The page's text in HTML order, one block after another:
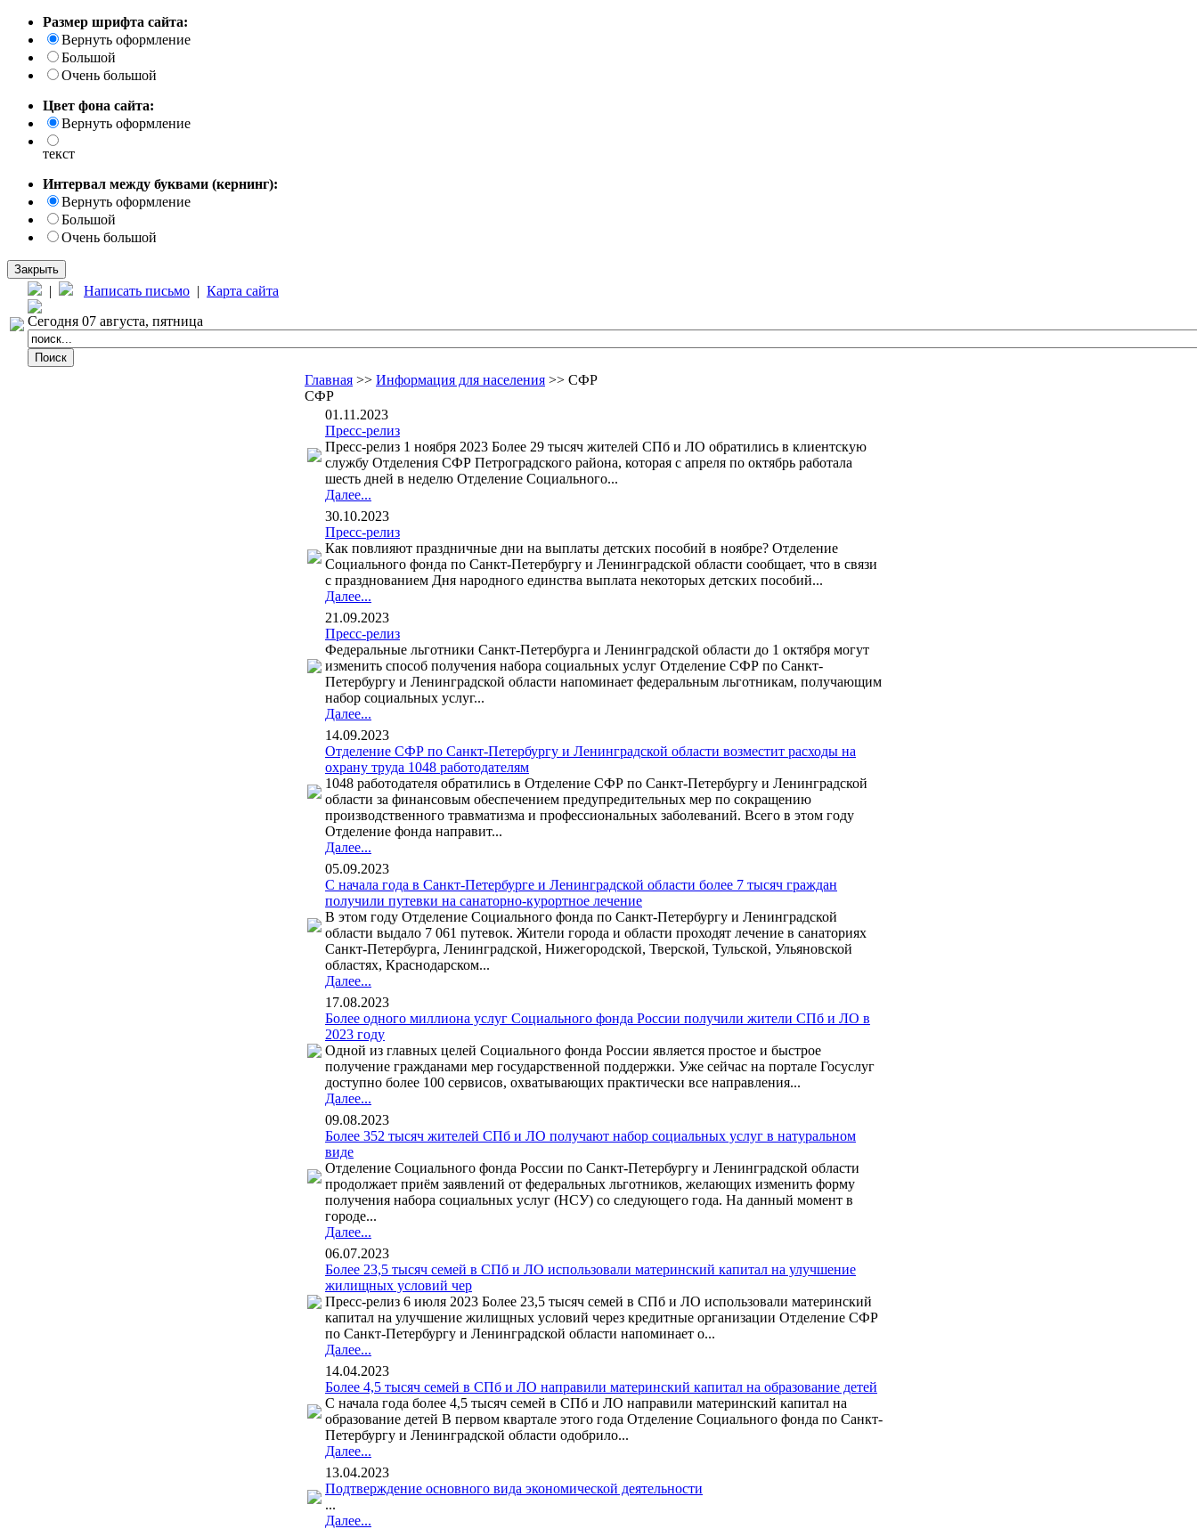
Размер шрифта сайта:
Вернуть оформление
Большой
Очень большой
Цвет фона сайта:
Вернуть оформление
текст
Интервал между буквами (кернинг):
Вернуть оформление
Большой
Очень большой
Закрыть
| Написать письмо | Карта сайта
Сегодня 07 августа, пятница
Главная >> Информация для населения >> CФР
СФР
01.11.2023
Пресс-релиз
Пресс-релиз 1 ноября 2023 Более 29 тысяч жителей СПб и ЛО обратились в клиентскую
службу Отделения СФР Петроградского района, которая с апреля по октябрь работала
шесть дней в неделю Отделение Социального...
Далее...
30.10.2023
Пресс-релиз
Как повлияют праздничные дни на выплаты детских пособий в ноябре? Отделение
Социального фонда по Санкт-Петербургу и Ленинградской области сообщает, что в связи
с празднованием Дня народного единства выплата некоторых детских пособий...
Далее...
21.09.2023
Пресс-релиз
Федеральные льготники Санкт-Петербурга и Ленинградской области до 1 октября могут
изменить способ получения набора социальных услуг Отделение СФР по Санкт-
Петербургу и Ленинградской области напоминает федеральным льготникам, получающим
набор социальных услуг...
Далее...
14.09.2023
Отделение СФР по Санкт-Петербургу и Ленинградской области возместит расходы на
охрану труда 1048 работодателям
1048 работодателя обратились в Отделение СФР по Санкт-Петербургу и Ленинградской
области за финансовым обеспечением предупредительных мер по сокращению
производственного травматизма и профессиональных заболеваний. Всего в этом году
Отделение фонда направит...
Далее...
05.09.2023
С начала года в Санкт-Петербурге и Ленинградской области более 7 тысяч граждан
получили путевки на санаторно-курортное лечение
В этом году Отделение Социального фонда по Санкт-Петербургу и Ленинградской
области выдало 7 061 путевок. Жители города и области проходят лечение в санаториях
Санкт-Петербурга, Ленинградской, Нижегородской, Тверской, Тульской, Ульяновской
областях, Краснодарском...
Далее...
17.08.2023
Более одного миллиона услуг Социального фонда России получили жители СПб и ЛО в
2023 году
Одной из главных целей Социального фонда России является простое и быстрое
получение гражданами мер государственной поддержки. Уже сейчас на портале Госуслуг
доступно более 100 сервисов, охватывающих практически все направления...
Далее...
09.08.2023
Более 352 тысяч жителей СПб и ЛО получают набор социальных услуг в натуральном
виде
Отделение Социального фонда России по Санкт-Петербургу и Ленинградской области
продолжает приём заявлений от федеральных льготников, желающих изменить форму
получения набора социальных услуг (НСУ) со следующего года. На данный момент в
городе...
Далее...
06.07.2023
Более 23,5 тысяч семей в СПб и ЛО использовали материнский капитал на улучшение
жилищных условий чер
Пресс-релиз 6 июля 2023 Более 23,5 тысяч семей в СПб и ЛО использовали материнский
капитал на улучшение жилищных условий через кредитные организации Отделение СФР
по Санкт-Петербургу и Ленинградской области напоминает о...
Далее...
14.04.2023
Более 4,5 тысяч семей в СПб и ЛО направили материнский капитал на образование детей
С начала года более 4,5 тысяч семей в СПб и ЛО направили материнский капитал на
образование детей В первом квартале этого года Отделение Социального фонда по Санкт-
Петербургу и Ленинградской области одобрило...
Далее...
13.04.2023
Подтверждение основного вида экономической деятельности
...
Далее...